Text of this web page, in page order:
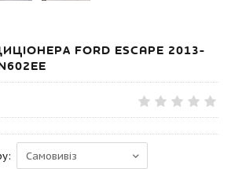
FORD ESCAPE 2013-